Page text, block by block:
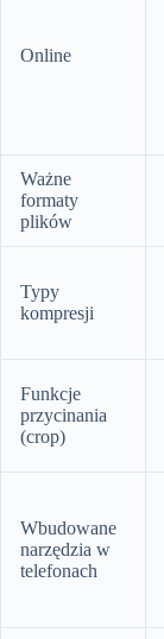
Online
Ważne
formaty
plików
Typy
kompresji
Funkcje
przycinania
(crop)
Wbudowane
narzędzia w
telefonach